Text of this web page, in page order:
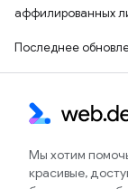
аффилированных
Последнее
Мы хотим
красивые,